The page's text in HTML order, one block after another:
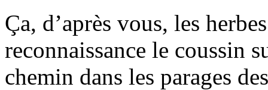
Ça, d’après vous, les
reconnaissance le coussin
chemin dans les parages